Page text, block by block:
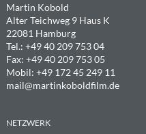
Martin Kobold
Alter Teichweg 9 Haus K
22081 Hamburg
Tel.: +49 40 209 753 04
Fax: +49 40 209 753 05
Mobil: +49 172 45 249 11
mail@martinkoboldfilm.de
NETZWERK